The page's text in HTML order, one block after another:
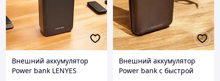
Внешний аккумулятор
Power bank LENYES
Внешний аккумулятор
Power bank с быстрой